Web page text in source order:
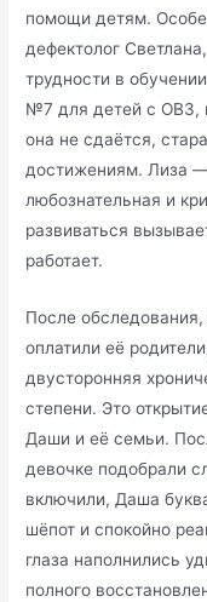
помощи детям.
дефектолог
трудности в
№7 для детей с ОВЗ,
она не сдаётся,
достижениям. Лиза —
любознательная и
развиваться
работает.
После
оплатили её
двусторонняя
степени. Это
Даши и её семьи.
девочке подобрали
включили, Даша
шёпот и спокойно
глаза наполнились
полного